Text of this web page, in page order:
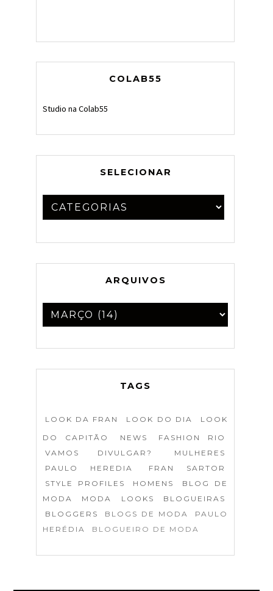
COLAB55
Studio na Colab55
SELECIONAR
ARQUIVOS
TAGS
LOOK DA FRAN LOOK DO DIA
LOOK
DO CAPITÃO
NEWS
FASHION RIO
VAMOS DIVULGAR?
MULHERES
PAULO HEREDIA
FRAN SARTOR
STYLE PROFILES
HOMENS
BLOG DE
MODA
MODA LOOKS
BLOGUEIRAS
BLOGGERS
BLOGS DE MODA
PAULO
HERÉDIA
BLOGUEIRO DE MODA